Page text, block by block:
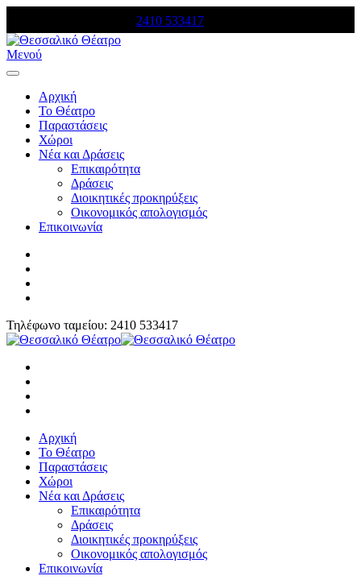
2410 533417
Μενού
Αρχική
Το Θέατρο
Παραστάσεις
Χώροι
Νέα και Δράσεις
Επικαιρότητα
Δράσεις
Διοικητικές προκηρύξεις
Οικονομικός απολογισμός
Επικοινωνία
Τηλέφωνο ταμείου: 2410 533417
Αρχική
Το Θέατρο
Παραστάσεις
Χώροι
Νέα και Δράσεις
Επικαιρότητα
Δράσεις
Διοικητικές προκηρύξεις
Οικονομικός απολογισμός
Επικοινωνία